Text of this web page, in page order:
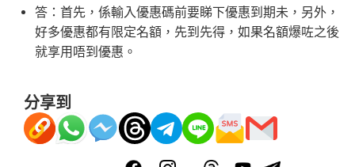
答：首先，係輸入優惠碼前要睇下優惠到期未，另外，
好多優惠都有限定名額，先到先得，如果名額爆咗之後
就享用唔到優惠。
分享到